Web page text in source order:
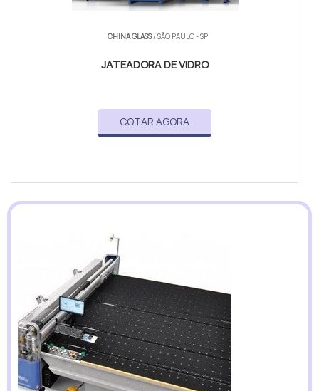
CHINA GLASS/ SÃO PAULO - SP
JATEADORA DE VIDRO
COTAR AGORA